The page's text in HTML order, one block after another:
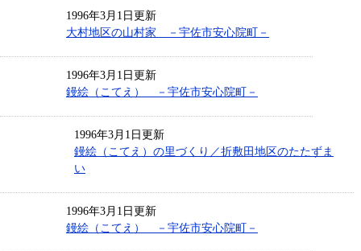
1996年3月1日更新
大村地区の山村家 －宇佐市安心院町－
1996年3月1日更新
鏝絵（こてえ） －宇佐市安心院町－
1996年3月1日更新
鏝絵（こてえ）の里づくり／折敷田地区のたたずま
い
1996年3月1日更新
鏝絵（こてえ） －宇佐市安心院町－